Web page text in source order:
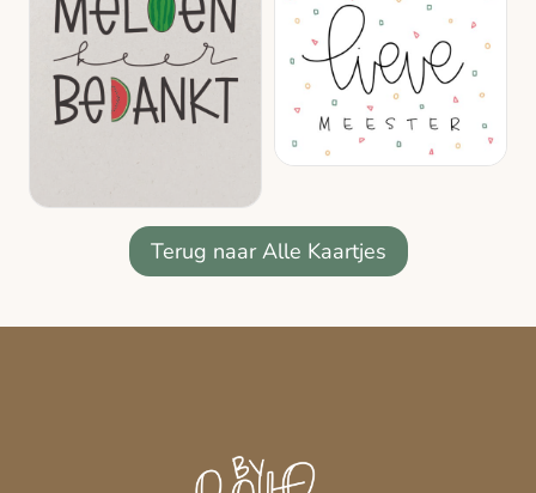
Terug naar Alle Kaartjes